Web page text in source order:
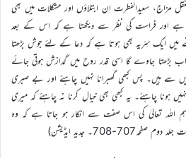
مزاج، سعیدالفطرت ان ابتلاؤں اور مشکلات میں بھی
ہے اور فراست کی نظر سے دیکھتا ہے کہ اس کے بعد
ایک سِرّیہ بھی ہوتا ہے کہ دعا کے لئے جوش بڑھتا
بڑھتا جاوے گا اسی قدر روح میں گدازش ہوتی جائے
سے ہیں۔ پس کبھی گھبرانا نہیں چاہئے اور بے صبری
ہونا چاہئے۔ یہ کبھی بھی خیال کرنا نہ چاہئے کہ میری
وہم اللہ تعالیٰ کی اس صفت سے انکار ہو جاتا ہے کہ وہ
708۔ جدید ایڈیشن)